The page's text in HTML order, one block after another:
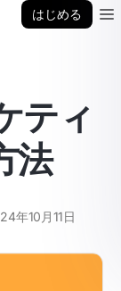
はじめる
ティ
法
年10月11日